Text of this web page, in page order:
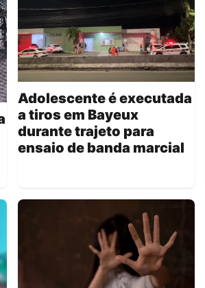
Adolescente é executada
a tiros em Bayeux
durante trajeto para
ensaio de banda marcial